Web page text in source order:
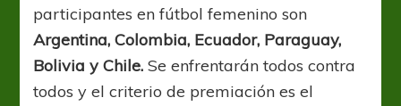
participantes en fútbol femenino son
Argentina, Colombia, Ecuador, Paraguay,
Bolivia y Chile. Se enfrentarán todos contra
todos y el criterio de premiación es el